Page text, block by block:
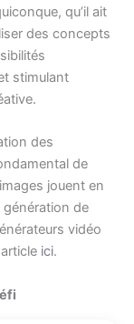
qu’il ait
des concepts
stimulant
des
de
jouent en
de
vidéo
ici.